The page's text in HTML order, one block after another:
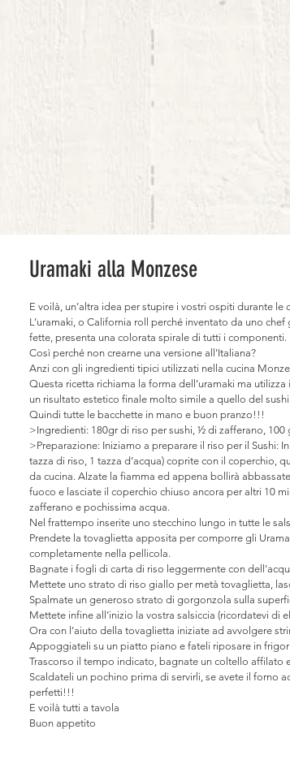
Uramaki alla Monzese
E voilà, un’altra idea per stupire i vostri ospiti durante le
L’uramaki, o California roll perché inventato da uno
fette, presenta una colorata spirale di tutti i componenti.
Così perché non crearne una versione all’Italiana?
Anzi con gli ingredienti tipici utilizzati nella cucina
Questa ricetta richiama la forma dell’uramaki ma
un risultato estetico finale molto simile a quello del
Quindi tutte le bacchette in mano e buon pranzo!!!
>Ingredienti: 180gr di riso per sushi, ½ di zafferano,
>Preparazione: Iniziamo a preparare il riso per il Sushi:
tazza di riso, 1 tazza d’acqua) coprite con il coperchio,
da cucina. Alzate la fiamma ed appena bollirà
fuoco e lasciate il coperchio chiuso ancora per altri 10
zafferano e pochissima acqua.
Nel frattempo inserite uno stecchino lungo in tutte le
Prendete la tovaglietta apposita per comporre gli
completamente nella pellicola.
Bagnate i fogli di carta di riso leggermente con
Mettete uno strato di riso giallo per metà tovaglietta,
Spalmate un generoso strato di gorgonzola sulla
Mettete infine all’inizio la vostra salsiccia (ricordatevi di
Ora con l’aiuto della tovaglietta iniziate ad avvolgere
Appoggiateli su un piatto piano e fateli riposare in
Trascorso il tempo indicato, bagnate un coltello affilato
Scaldateli un pochino prima di servirli, se avete il forno
perfetti!!!
E voilà tutti a tavola
Buon appetito